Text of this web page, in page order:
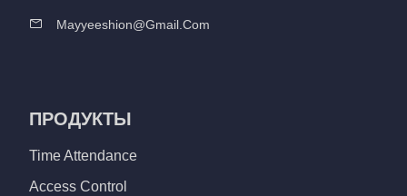
Mayyeeshion@gmail.com
ПРОДУКТЫ
Time Attendance
Access Control